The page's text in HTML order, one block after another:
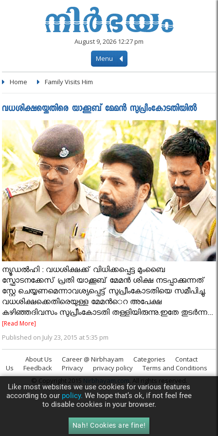
August 9, 2026 12:27 pm
Menu
Home Family Visits Him
വധശിക്ഷയ്ക്കെതിരെ യാക്കൂബ് മേമൻ സുപ്രീംകോടതിയിൽ
ന്യൂഡൽഹി : വധശിക്ഷക്ക് വിധിക്കപ്പെട്ട മുംബൈ
സ്ഫോടനക്കേസ് പ്രതി യാക്കൂബ് മേമന്‍ ശിക്ഷ നടപ്പാക്കുന്നത്
സ്റ്റേ ചെയ്യണമെന്നാവശ്യപ്പെട്ട് സുപ്രീംകോടതിയെ സമീപിച്ചു.
വധശിക്ഷക്കെതിരെയുള്ള മേമന്‍െറ അപേക്ഷ
കഴിഞ്ഞദിവസം സുപ്രീംകോടതി തള്ളിയിരുന്നു.ഇതേ തുടര്‍ന്ന...
[Read More]
Published on July 23, 2015 at 5:35 pm
About Us Career @ Nirbhayam Categories
Contact
Us
Feedback Privacy privacy policy
Terms and Conditions
© Copyright 2015 Nirbhayam.com. All rights reserved.
Like most websites we use cookies for various features
according to our policy. We hope that’s ok, if not feel free
to disable cookies in your browser.
Nah! Cookies are fine!